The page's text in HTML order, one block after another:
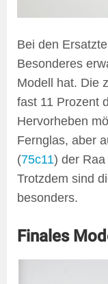
Bei den
Besonderes
Modell hat. Die
fast 11 Prozent
Hervorheben
Fernglas, aber
(75c11) der
Trotzdem sind
besonders.
Finales